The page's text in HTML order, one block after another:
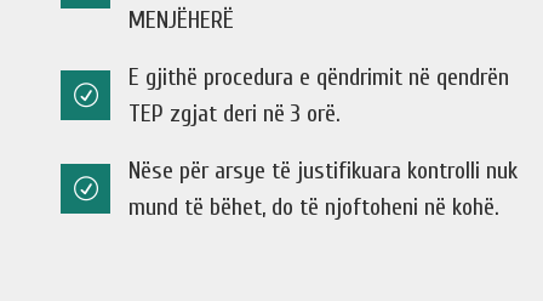
MENJËHERË
E gjithë procedura e qëndrimit në qendrën
TEP zgjat deri në 3 orë.
Nëse për arsye të justifikuara kontrolli nuk
mund të bëhet, do të njoftoheni në kohë.